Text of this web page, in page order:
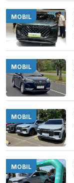
MOBIL
MOBIL
MOBIL
MOBIL